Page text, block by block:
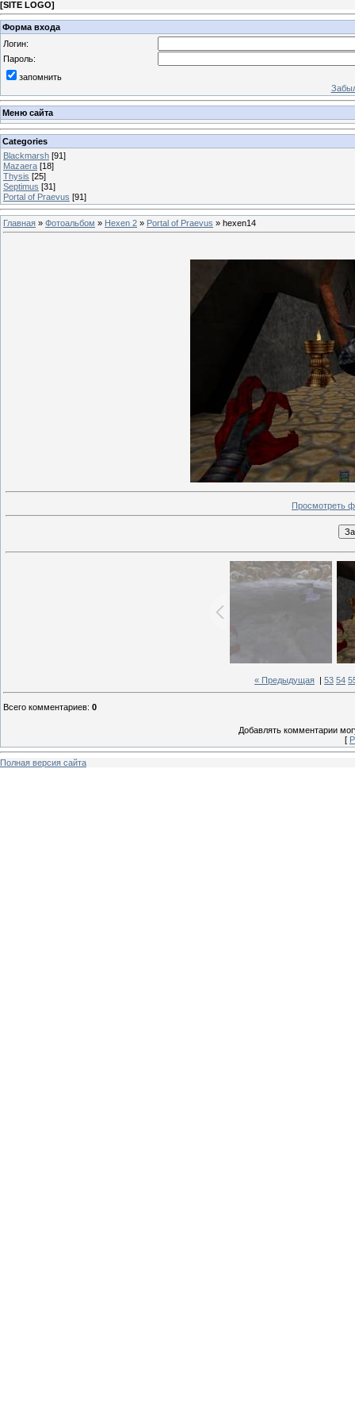
[SITE LOGO]
Форма входа
Логин:
Пароль:
запомнить
Меню сайта
Categories
Blackmarsh [91]
Mazaera [18]
Thysis [25]
Septimus [31]
Portal of Praevus [91]
Главная » Фотоальбом » Hexen 2 » Portal of Praevus » hexen14
Просмотреть
« Предыдущая 53 54
Всего комментариев: 0
Добавлять комментарии
[
Полная версия сайта